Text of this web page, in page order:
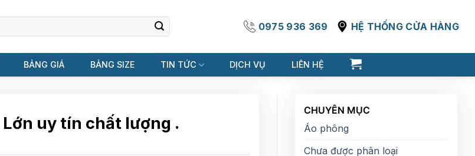
0975 936 369 HỆ THỐNG CỬA HÀNG
BẢNG GIÁ BẢNG SIZE TIN TỨC DỊCH VỤ LIÊN HỆ
Lớn uy tín chất lượng .
CHUYÊN MỤC
Áo phông
Chưa được phân loại